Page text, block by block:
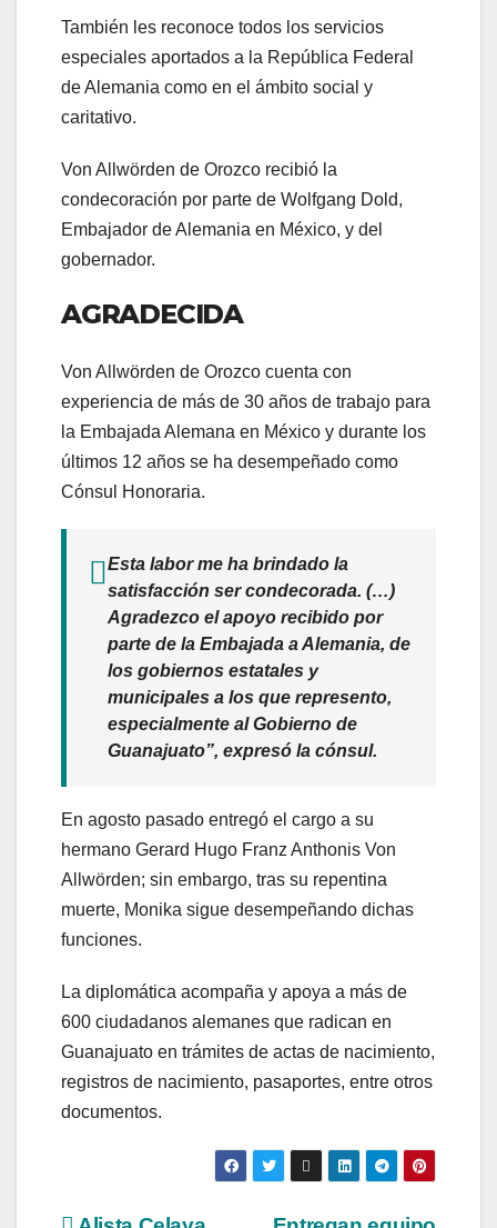
También les reconoce todos los servicios
especiales aportados a la República Federal
de Alemania como en el ámbito social y
caritativo.
Von Allwörden de Orozco recibió la
condecoración por parte de Wolfgang Dold,
Embajador de Alemania en México, y del
gobernador.
AGRADECIDA
Von Allwörden de Orozco cuenta con
experiencia de más de 30 años de trabajo para
la Embajada Alemana en México y durante los
últimos 12 años se ha desempeñado como
Cónsul Honoraria.
Esta labor me ha brindado la
satisfacción ser condecorada. (…)
Agradezco el apoyo recibido por
parte de la Embajada a Alemania, de
los gobiernos estatales y
municipales a los que represento,
especialmente al Gobierno de
Guanajuato”, expresó la cónsul.
En agosto pasado entregó el cargo a su
hermano Gerard Hugo Franz Anthonis Von
Allwörden; sin embargo, tras su repentina
muerte, Monika sigue desempeñando dichas
funciones.
La diplomática acompaña y apoya a más de
600 ciudadanos alemanes que radican en
Guanajuato en trámites de actas de nacimiento,
registros de nacimiento, pasaportes, entre otros
documentos.